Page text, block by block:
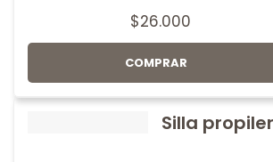
$26.000
COMPRAR
Silla